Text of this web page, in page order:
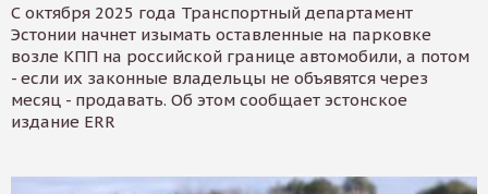
С октября 2025 года Транспортный департамент
Эстонии начнет изымать оставленные на парковке
возле КПП на российской границе автомобили, а потом
- если их законные владельцы не объявятся через
месяц - продавать. Об этом сообщает эстонское
издание ERR